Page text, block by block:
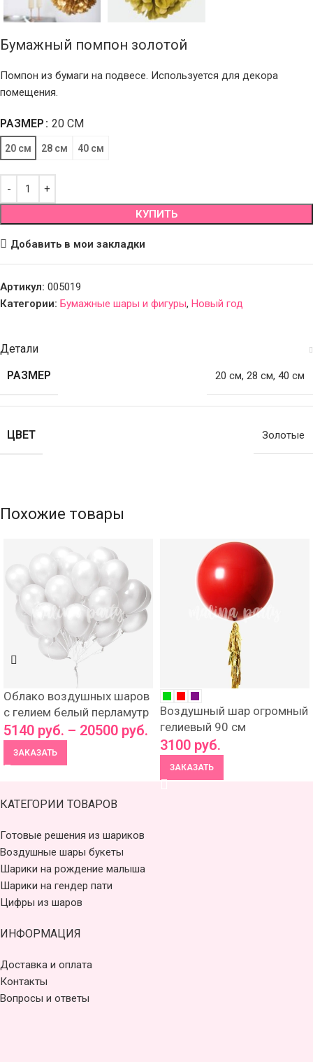
Бумажный помпон золотой
Помпон из бумаги на подвесе. Используется для декора
помещения.
РАЗМЕР 20 СМ
20 см 28 см 40 см
КУПИТЬ
Добавить в мои закладки
Артикул: 005019
Категории: Бумажные шары и фигуры, Новый год
Детали
РАЗМЕР
20 см, 28 см, 40 см
ЦВЕТ Золотые
Похожие товары
Облако воздушных шаров
с гелием белый перламутр
5140 руб. – 20500 руб.
ЗАКАЗАТЬ
Воздушный шар огромный
гелиевый 90 см
3100 руб.
ЗАКАЗАТЬ
КАТЕГОРИИ ТОВАРОВ
Готовые решения из шариков
Воздушные шары букеты
Шарики на рождение малыша
Шарики на гендер пати
Цифры из шаров
ИНФОРМАЦИЯ
Доставка и оплата
Контакты
Вопросы и ответы